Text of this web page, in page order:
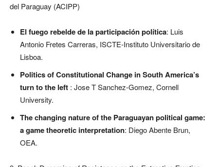
del Paraguay (ACIPP)
El fuego rebelde de la participación política: Luis
Antonio Fretes Carreras, ISCTE-Instituto Universitario de
Lisboa.
Politics of Constitutional Change in South America’s
turn to the left : Jose T Sanchez-Gomez, Cornell
University.
The changing nature of the Paraguayan political game:
a game theoretic interpretation: Diego Abente Brun,
OEA.